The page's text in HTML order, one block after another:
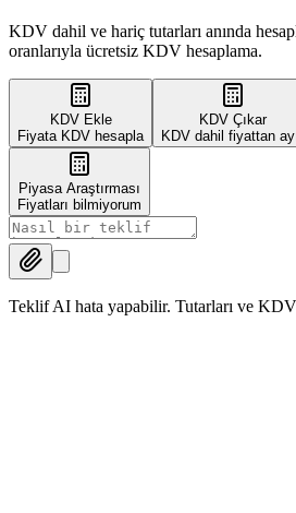
KDV dahil ve hariç tutarları anında
oranlarıyla ücretsiz KDV hesaplama.
KDV Ekle
Fiyata KDV hesapla
KDV Çıkar
KDV dahil fiyattan
Piyasa Araştırması
Fiyatları bilmiyorum
Teklif AI hata yapabilir. Tutarları ve